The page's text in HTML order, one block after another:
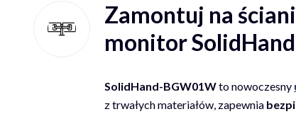
Zamontuj na
monitor
SolidHand-BGW01Wto nowoczesny
z trwałych materiałów, zapewnia